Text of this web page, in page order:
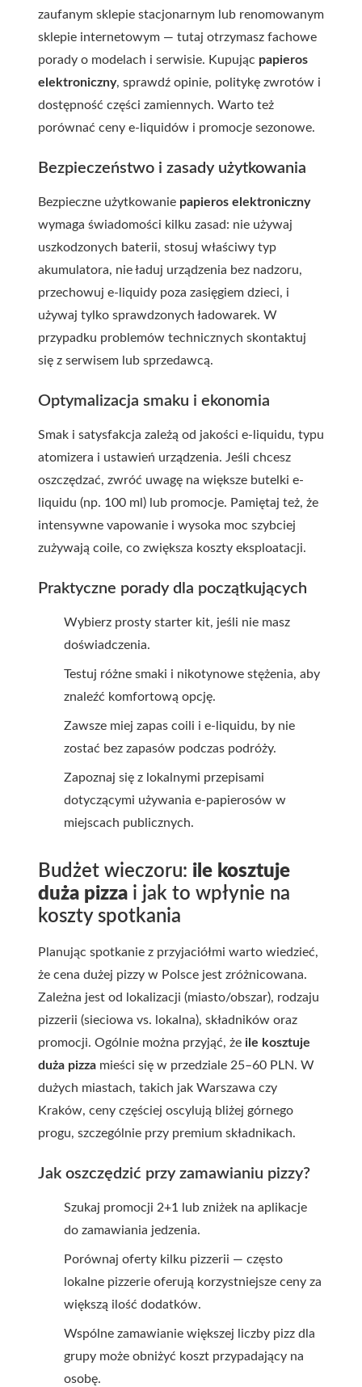
zaufanym sklepie stacjonarnym lub renomowanym
sklepie internetowym — tutaj otrzymasz fachowe
porady o modelach i serwisie. Kupując papieros
elektroniczny, sprawdź opinie, politykę zwrotów i
dostępność części zamiennych. Warto też
porównać ceny e-liquidów i promocje sezonowe.
Bezpieczeństwo i zasady użytkowania
Bezpieczne użytkowanie papieros elektroniczny
wymaga świadomości kilku zasad: nie używaj
uszkodzonych baterii, stosuj właściwy typ
akumulatora, nie ładuj urządzenia bez nadzoru,
przechowuj e-liquidy poza zasięgiem dzieci, i
używaj tylko sprawdzonych ładowarek. W
przypadku problemów technicznych skontaktuj
się z serwisem lub sprzedawcą.
Optymalizacja smaku i ekonomia
Smak i satysfakcja zależą od jakości e-liquidu, typu
atomizera i ustawień urządzenia. Jeśli chcesz
oszczędzać, zwróć uwagę na większe butelki e-
liquidu (np. 100 ml) lub promocje. Pamiętaj też, że
intensywne vapowanie i wysoka moc szybciej
zużywają coile, co zwiększa koszty eksploatacji.
Praktyczne porady dla początkujących
Wybierz prosty starter kit, jeśli nie masz
doświadczenia.
Testuj różne smaki i nikotynowe stężenia, aby
znaleźć komfortową opcję.
Zawsze miej zapas coili i e-liquidu, by nie
zostać bez zapasów podczas podróży.
Zapoznaj się z lokalnymi przepisami
dotyczącymi używania e-papierosów w
miejscach publicznych.
Budżet wieczoru: ile kosztuje
duża pizza i jak to wpłynie na
koszty spotkania
Planując spotkanie z przyjaciółmi warto wiedzieć,
że cena dużej pizzy w Polsce jest zróżnicowana.
Zależna jest od lokalizacji (miasto/obszar), rodzaju
pizzerii (sieciowa vs. lokalna), składników oraz
promocji. Ogólnie można przyjąć, że ile kosztuje
duża pizza mieści się w przedziale 25–60 PLN. W
dużych miastach, takich jak Warszawa czy
Kraków, ceny częściej oscylują bliżej górnego
progu, szczególnie przy premium składnikach.
Jak oszczędzić przy zamawianiu pizzy?
Szukaj promocji 2+1 lub zniżek na aplikacje
do zamawiania jedzenia.
Porównaj oferty kilku pizzerii — często
lokalne pizzerie oferują korzystniejsze ceny za
większą ilość dodatków.
Wspólne zamawianie większej liczby pizz dla
grupy może obniżyć koszt przypadający na
osobę.